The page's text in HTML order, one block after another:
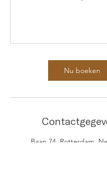
Nu boeken
Baan 74, Rotterdam,